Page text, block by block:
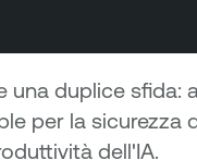
duplice
per la
dell'IA.